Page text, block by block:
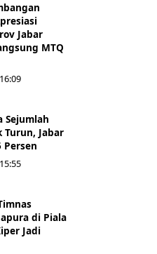
Jabar
MTQ
Sejumlah
Turun, Jabar
Persen
di Piala
Jadi